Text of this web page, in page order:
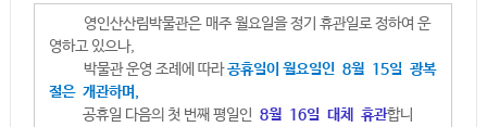
영인산산림박물관은 매주 월요일을 정기 휴관일로 정하여 운
영하고 있으나,
박물관 운영 조례에 따라공휴일이 월요일인 8월 15일 광복
절은 개관하며,
공휴일 다음의 첫 번째 평일인8월 16일 대체 휴관합니